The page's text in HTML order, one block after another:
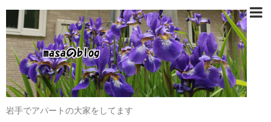
岩手でアパートの大家をしてます